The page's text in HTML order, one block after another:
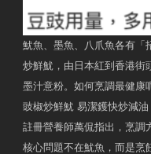
魷魚、墨魚、八爪魚各有「
炒鮮魷，由日本紅到香港街
墨汁意粉。如何烹調最健康
豉椒炒鮮魷 易潔鑊快炒減油
註冊營養師萬侃指出，烹調
核心問題不在魷魚，而是烹